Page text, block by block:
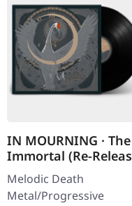
IN MOURNING · The
Immortal (Re-
| BLACK LP
Melodic Death
Metal/Progressive